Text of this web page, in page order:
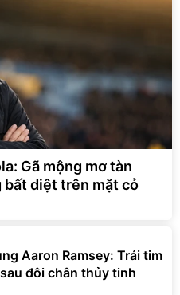
Gã mộng mơ tàn
bất diệt trên mặt cỏ
Aaron Ramsey: Trái tim
đôi chân thủy tinh